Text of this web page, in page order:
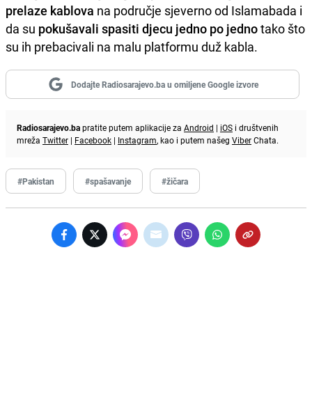
prelaze kablova na područje sjeverno od Islamabada i
da su pokušavali spasiti djecu jedno po jednotako što
su ih prebacivali na malu platformu duž kabla.
Dodajte Radiosarajevo.ba u omiljene Google izvore
Radiosarajevo.bapratite putem aplikacije za Android | iOS i društvenih
mreža Twitter | Facebook | Instagram, kao i putem našeg ViberChata.
#Pakistan #spašavanje #žičara